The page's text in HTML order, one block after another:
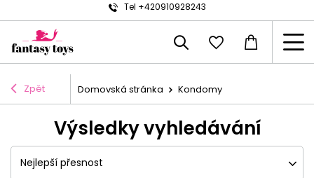
Tel +420910928243
Zpět Domovská stránka Kondomy
Výsledky vyhledávání
Nejlepší přesnost